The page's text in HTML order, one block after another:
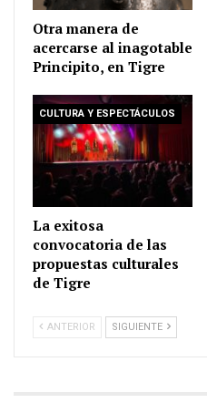
Otra manera de
acercarse al inagotable
Principito, en Tigre
CULTURA Y ESPECTÁCULOS
La exitosa
convocatoria de las
propuestas culturales
de Tigre
ANTERIOR SIGUIENTE